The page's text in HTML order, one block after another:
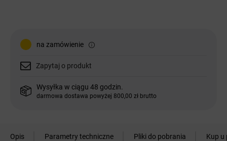
na zamówienie
Zapytaj o produkt
Wysyłka w ciągu 48 godzin.
darmowa dostawa powyżej 800,00 zł brutto
Opis Parametry techniczne Pliki do pobrania Kup u